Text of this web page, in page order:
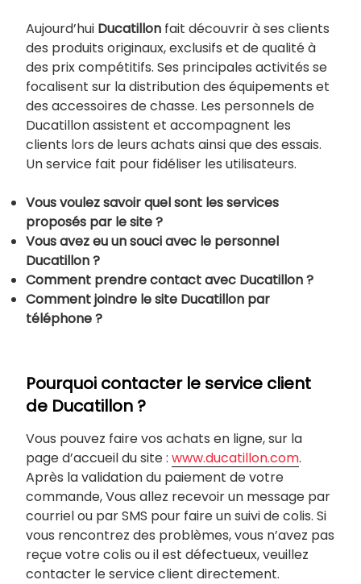
Aujourd’hui Ducatillon fait découvrir à ses clients
des produits originaux, exclusifs et de qualité à
des prix compétitifs. Ses principales activités se
focalisent sur la distribution des équipements et
des accessoires de chasse. Les personnels de
Ducatillon assistent et accompagnent les
clients lors de leurs achats ainsi que des essais.
Un service fait pour fidéliser les utilisateurs.
Vous voulez savoir quel sont les services
proposés par le site ?
Vous avez eu un souci avec le personnel
Ducatillon ?
Comment prendre contact avec Ducatillon ?
Comment joindre le site Ducatillon par
téléphone ?
Pourquoi contacter le service client
de Ducatillon ?
Vous pouvez faire vos achats en ligne, sur la
page d’accueil du site : www.ducatillon.com.
Après la validation du paiement de votre
commande, Vous allez recevoir un message par
courriel ou par SMS pour faire un suivi de colis. Si
vous rencontrez des problèmes, vous n’avez pas
reçue votre colis ou il est défectueux, veuillez
contacter le service client directement.